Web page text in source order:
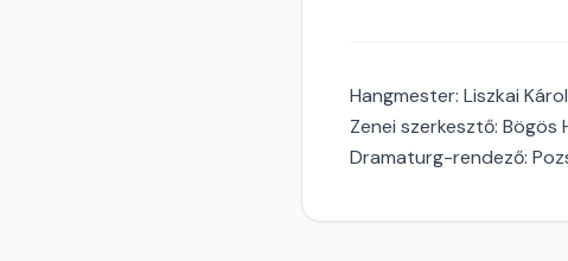
Hangmester: Liszkai
Zenei szerkesztő: Bögös
Dramaturg-rendező: